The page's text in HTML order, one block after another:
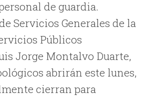
de guardia.
Servicios Generales de la
Públicos
Jorge Montalvo Duarte,
abrirán este lunes,
cierran para